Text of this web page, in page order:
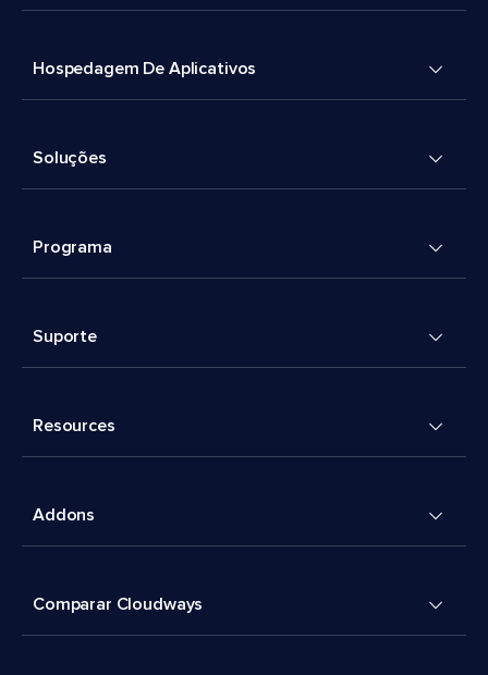
Hospedagem De Aplicativos
Soluções
Programa
Suporte
Resources
Addons
Comparar Cloudways